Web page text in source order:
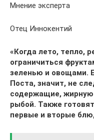
Мнение эксперта
Отец Иннокентий
«Когда лето, тепло,
ограничиться
зеленью и овощами.
Поста, значит, не
содержащие,
рыбой. Также
первые и вторые